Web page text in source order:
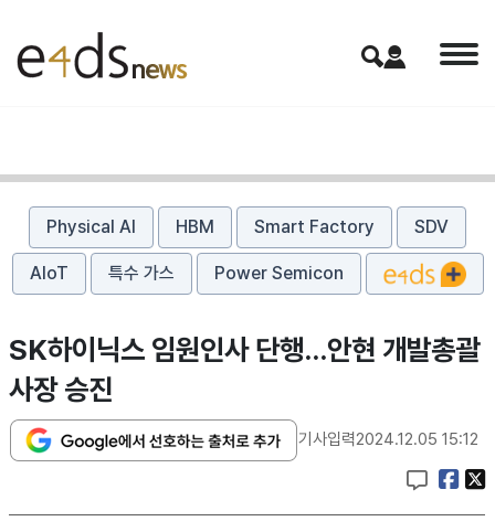
Physical AI HBM Smart Factory SDV
AIoT 특수 가스 Power Semicon
SK하이닉스 임원인사 단행...안현 개발총괄
사장 승진
기사입력2024.12.05 15:12